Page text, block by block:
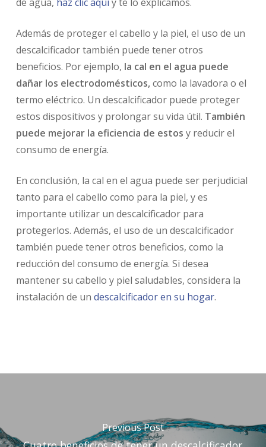
Además de proteger el cabello y la piel, el uso de un
descalcificador también puede tener otros
beneficios. Por ejemplo, la cal en el agua puede
dañar los electrodomésticos,como la lavadora o el
termo eléctrico. Un descalcificador puede proteger
estos dispositivos y prolongar su vida útil. También
puede mejorar la eficiencia de estos y reducir el
consumo de energía.
En conclusión, la cal en el agua puede ser perjudicial
tanto para el cabello como para la piel, y es
importante utilizar un descalcificador para
protegerlos. Además, el uso de un descalcificador
también puede tener otros beneficios, como la
reducción del consumo de energía. Si desea
mantener su cabello y piel saludables, considera la
instalación de un descalcificador en su hogar.
Previous Post